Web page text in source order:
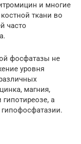
и многие
ткани во
часто
фосфатазы не
уровня
магния,
а